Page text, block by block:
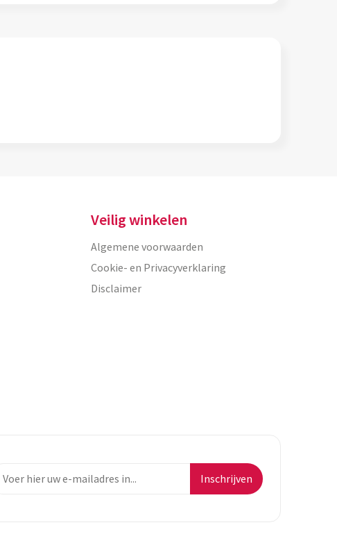
Veilig winkelen
Algemene voorwaarden
Cookie- en Privacyverklaring
Disclaimer
Inschrijven